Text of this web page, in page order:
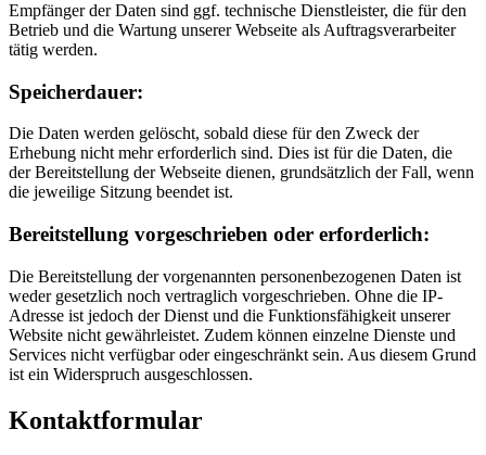
Empfänger der Daten sind ggf. technische Dienstleister, die für den
Betrieb und die Wartung unserer Webseite als Auftragsverarbeiter
tätig werden.
Speicherdauer:
Die Daten werden gelöscht, sobald diese für den Zweck der
Erhebung nicht mehr erforderlich sind. Dies ist für die Daten, die
der Bereitstellung der Webseite dienen, grundsätzlich der Fall, wenn
die jeweilige Sitzung beendet ist.
Bereitstellung vorgeschrieben oder erforderlich:
Die Bereitstellung der vorgenannten personenbezogenen Daten ist
weder gesetzlich noch vertraglich vorgeschrieben. Ohne die IP-
Adresse ist jedoch der Dienst und die Funktionsfähigkeit unserer
Website nicht gewährleistet. Zudem können einzelne Dienste und
Services nicht verfügbar oder eingeschränkt sein. Aus diesem Grund
ist ein Widerspruch ausgeschlossen.
Kontaktformular